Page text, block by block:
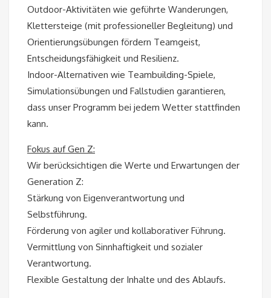
Outdoor-Aktivitäten wie geführte Wanderungen,
Klettersteige (mit professioneller Begleitung) und
Orientierungsübungen fördern Teamgeist,
Entscheidungsfähigkeit und Resilienz.
Indoor-Alternativen wie Teambuilding-Spiele,
Simulationsübungen und Fallstudien garantieren,
dass unser Programm bei jedem Wetter stattfinden
kann.
Fokus auf Gen Z:
Wir berücksichtigen die Werte und Erwartungen der
Generation Z:
Stärkung von Eigenverantwortung und
Selbstführung.
Förderung von agiler und kollaborativer Führung.
Vermittlung von Sinnhaftigkeit und sozialer
Verantwortung.
Flexible Gestaltung der Inhalte und des Ablaufs.